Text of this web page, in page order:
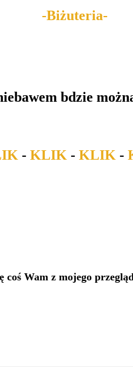
-Biżuteria-
bdzie
- KLIK - KLIK -
coś Wam z mojego